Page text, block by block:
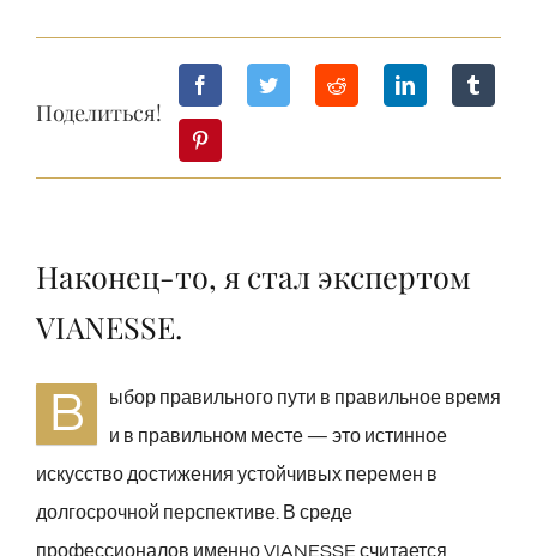
Поделиться!
Наконец-то, я стал экспертом
VIANESSE.
B
ыбор правильного пути в правильное время
и в правильном месте — это истинное
искусство достижения устойчивых перемен в
долгосрочной перспективе. В среде
профессионалов именно VIANESSE считается